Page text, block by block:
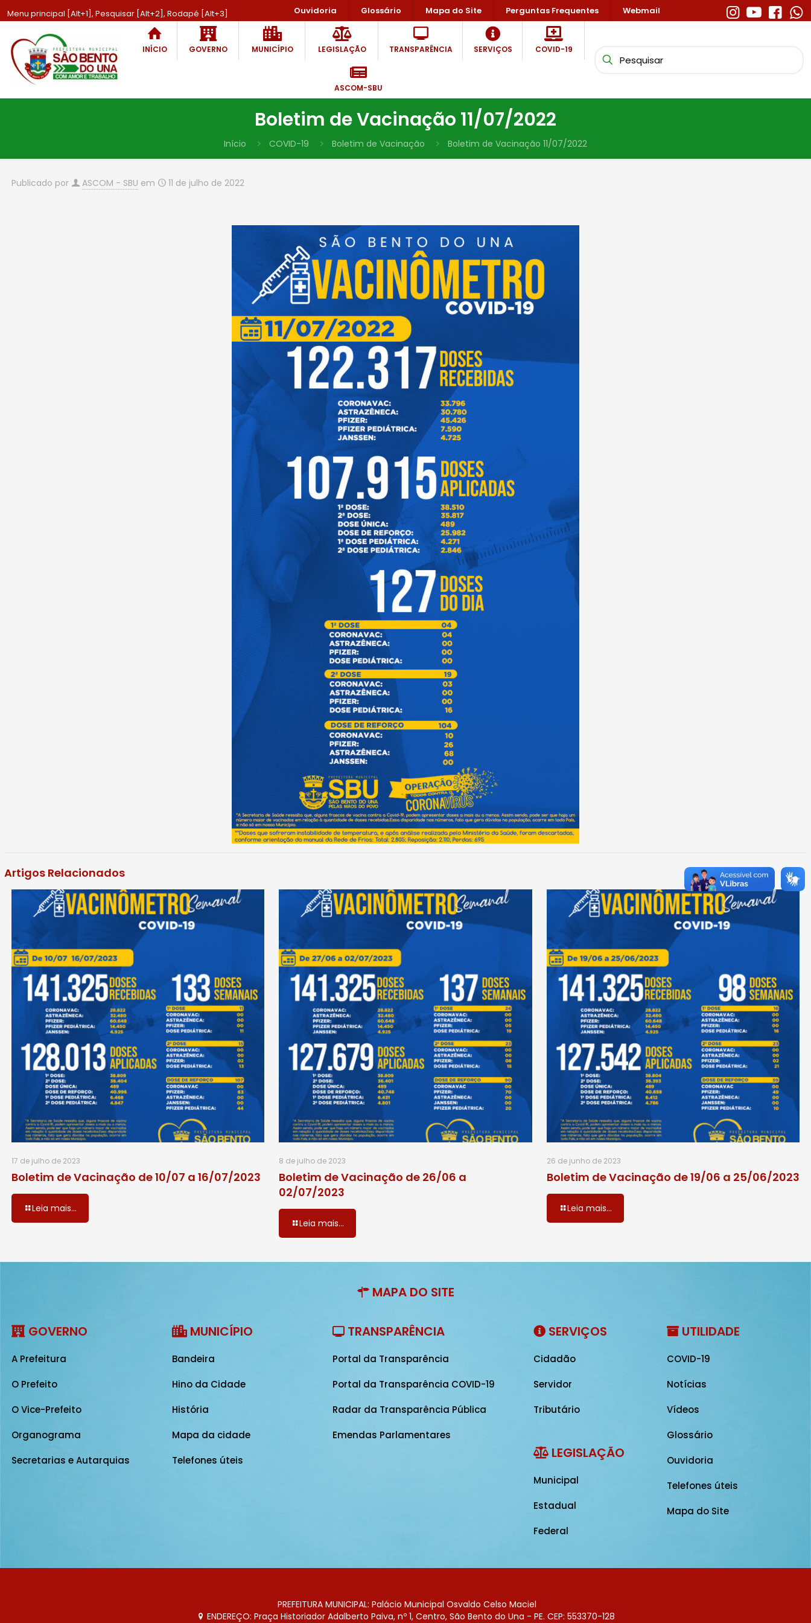
Menu principal [Alt+1], Pesquisar [Alt+2], Rodapé [Alt+3] Ouvidoria Glossário Mapa do Site Perguntas Frequentes Webmail
INÍCIO GOVERNO MUNICÍPIO LEGISLAÇÃO TRANSPARÊNCIA SERVIÇOS COVID-19
ASCOM-SBU
Boletim de Vacinação 11/07/2022
Início COVID-19 Boletim de Vacinação Boletim de Vacinação 11/07/2022
Publicado por ASCOM - SBU em 11 de julho de 2022
Artigos Relacionados
17 de julho de 2023
Boletim de Vacinação de 10/07 a 16/07/2023
Leia mais...
8 de julho de 2023
Boletim de Vacinação de 26/06 a
02/07/2023
Leia mais...
26 de junho de 2023
Boletim de Vacinação de 19/06 a 25/06/2023
Leia mais...
MAPA DO SITE
GOVERNO
A Prefeitura
O Prefeito
O Vice-Prefeito
Organograma
Secretarias e Autarquias
MUNICÍPIO
Bandeira
Hino da Cidade
História
Mapa da cidade
Telefones úteis
TRANSPARÊNCIA
Portal da Transparência
Portal da Transparência COVID-19
Radar da Transparência Pública
Emendas Parlamentares
SERVIÇOS
Cidadão
Servidor
Tributário
LEGISLAÇÃO
Municipal
Estadual
Federal
UTILIDADE
COVID-19
Notícias
Vídeos
Glossário
Ouvidoria
Telefones úteis
Mapa do Site
PREFEITURA MUNICIPAL: Palácio Municipal Osvaldo Celso Maciel
ENDEREÇO: Praça Historiador Adalberto Paiva, nº 1, Centro, São Bento do Una - PE. CEP: 553370-128